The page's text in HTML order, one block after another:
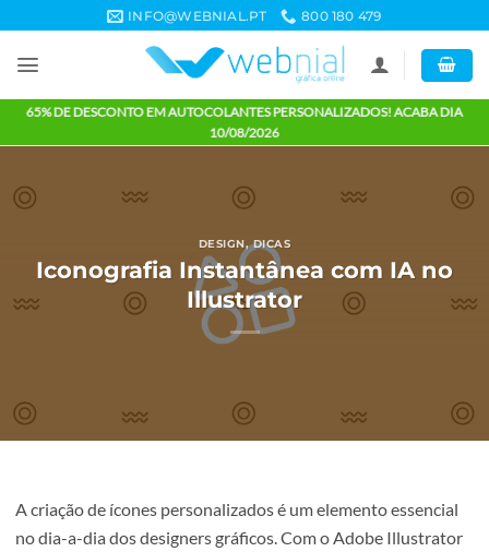
content
INFO@WEBNIAL.PT 800 180 479
65% DE DESCONTO EM AUTOCOLANTES PERSONALIZADOS!
10/08/2026
DESIGN,DICAS
Iconografia Instantânea com IA
Illustrator